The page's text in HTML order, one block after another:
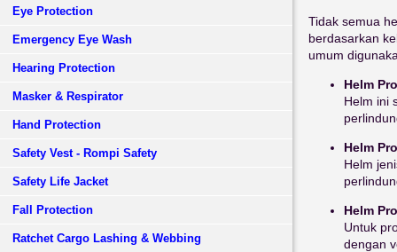
Eye Protection
Emergency Eye Wash
Hearing Protection
Masker & Respirator
Hand Protection
Safety Vest - Rompi Safety
Safety Life Jacket
Fall Protection
Ratchet Cargo Lashing & Webbing
Tidak semua
berdasarkan
umum
Helm
Helm ini
Helm
Helm
Helm
Untuk
dengan